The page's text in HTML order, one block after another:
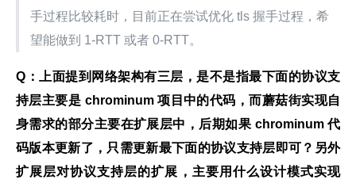
手过程比较耗时，目前正在尝试优化 tls 握手过程，希
望能做到 1-RTT 或者 0-RTT。
Q：上面提到网络架构有三层，是不是指最下面的协议支
持层主要是 chrominum 项目中的代码，而蘑菇街实现自
身需求的部分主要在扩展层中，后期如果 chrominum 代
码版本更新了，只需更新最下面的协议支持层即可？另外
扩展层对协议支持层的扩展，主要用什么设计模式实现